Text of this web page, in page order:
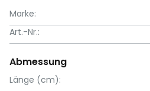
Marke:
Art.-Nr.:
Abmessung
Länge (cm):